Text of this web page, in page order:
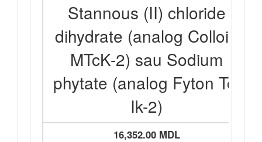
Stannous (II) chloride
dihydrate (analog Colloid
MTcK-2) sau Sodium
phytate (analog Fyton Tc-
Ik-2)
16,352.00 MDL